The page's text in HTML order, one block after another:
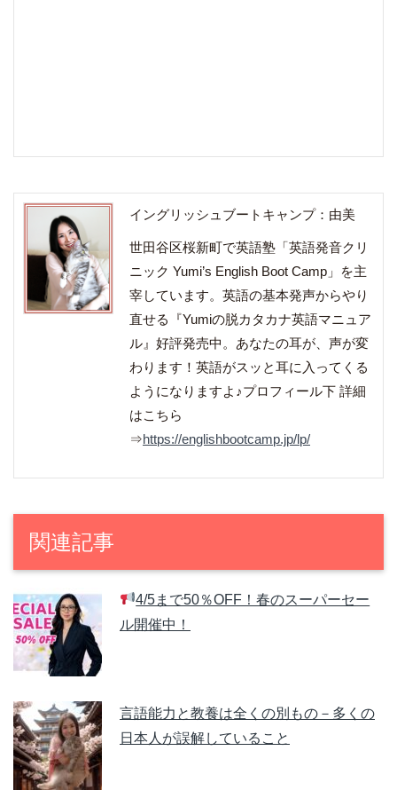
イングリッシュブートキャンプ：由美
世田谷区桜新町で英語塾「英語発音クリ
ニック Yumi’s English Boot Camp」を主
宰しています。英語の基本発声からやり
直せる『Yumiの脱カタカナ英語マニュア
ル』好評発売中。あなたの耳が、声が変
わります！英語がスッと耳に入ってくる
ようになりますよ♪プロフィール下 詳細
はこちら
⇒https://englishbootcamp.jp/lp/
関連記事
4/5まで50％OFF！春のスーパーセー
ル開催中！
言語能力と教養は全くの別もの－多くの
日本人が誤解していること